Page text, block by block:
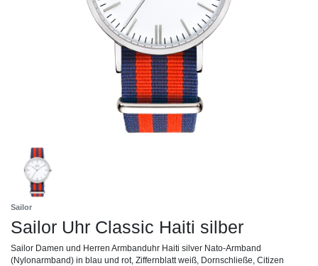
Sailor
Sailor Uhr Classic Haiti silber
Sailor Damen und Herren Armbanduhr Haiti silver Nato-Armband
(Nylonarmband) in blau und rot, Ziffernblatt weiß, Dornschließe, Citizen